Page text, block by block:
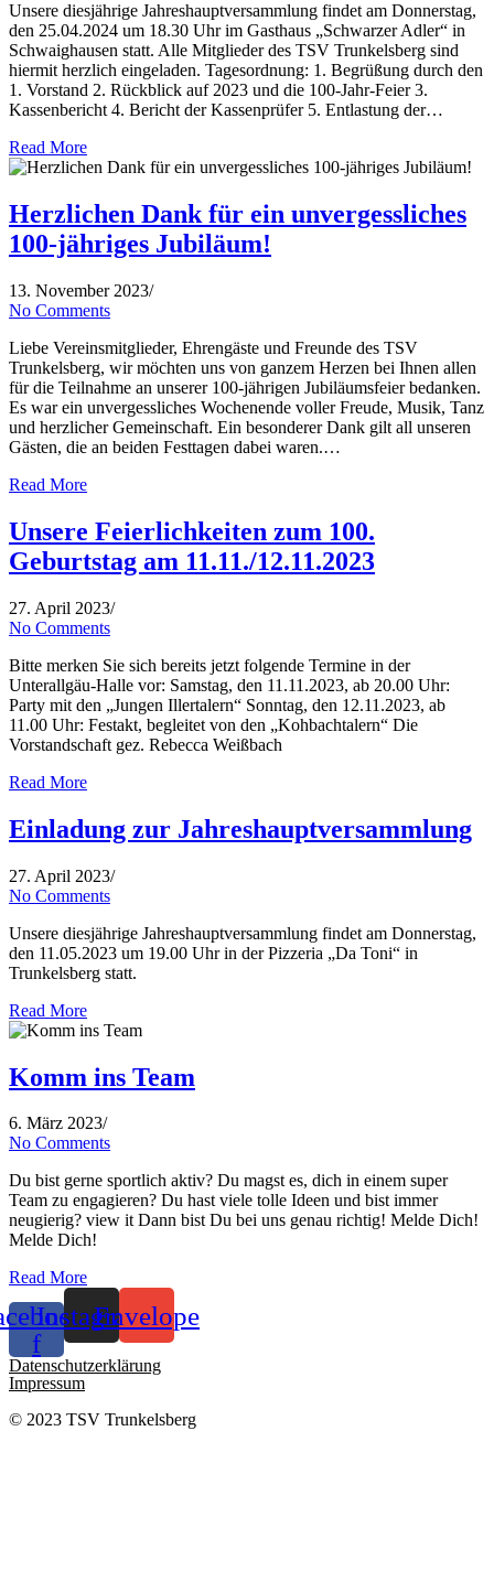
Unsere diesjährige Jahreshauptversammlung findet am Donnerstag,
den 25.04.2024 um 18.30 Uhr im Gasthaus „Schwarzer Adler“ in
Schwaighausen statt. Alle Mitglieder des TSV Trunkelsberg sind
hiermit herzlich eingeladen. Tagesordnung: 1. Begrüßung durch den
1. Vorstand 2. Rückblick auf 2023 und die 100-Jahr-Feier 3.
Kassenbericht 4. Bericht der Kassenprüfer 5. Entlastung der…
Read More
Herzlichen Dank für ein unvergessliches
100-jähriges Jubiläum!
13. November 2023/
No Comments
Liebe Vereinsmitglieder, Ehrengäste und Freunde des TSV
Trunkelsberg, wir möchten uns von ganzem Herzen bei Ihnen allen
für die Teilnahme an unserer 100-jährigen Jubiläumsfeier bedanken.
Es war ein unvergessliches Wochenende voller Freude, Musik, Tanz
und herzlicher Gemeinschaft. Ein besonderer Dank gilt all unseren
Gästen, die an beiden Festtagen dabei waren.…
Read More
Unsere Feierlichkeiten zum 100.
Geburtstag am 11.11./12.11.2023
27. April 2023/
No Comments
Bitte merken Sie sich bereits jetzt folgende Termine in der
Unterallgäu-Halle vor: Samstag, den 11.11.2023, ab 20.00 Uhr:
Party mit den „Jungen Illertalern“ Sonntag, den 12.11.2023, ab
11.00 Uhr: Festakt, begleitet von den „Kohbachtalern“ Die
Vorstandschaft gez. Rebecca Weißbach
Read More
Einladung zur Jahreshauptversammlung
27. April 2023/
No Comments
Unsere diesjährige Jahreshauptversammlung findet am Donnerstag,
den 11.05.2023 um 19.00 Uhr in der Pizzeria „Da Toni“ in
Trunkelsberg statt.
Read More
Komm ins Team
6. März 2023/
No Comments
Du bist gerne sportlich aktiv? Du magst es, dich in einem super
Team zu engagieren? Du hast viele tolle Ideen und bist immer
neugierig? view it Dann bist Du bei uns genau richtig! Melde Dich!
Melde Dich!
Read More
f
InstagramEnvelope
Datenschutzerklärung
Impressum
© 2023 TSV Trunkelsberg